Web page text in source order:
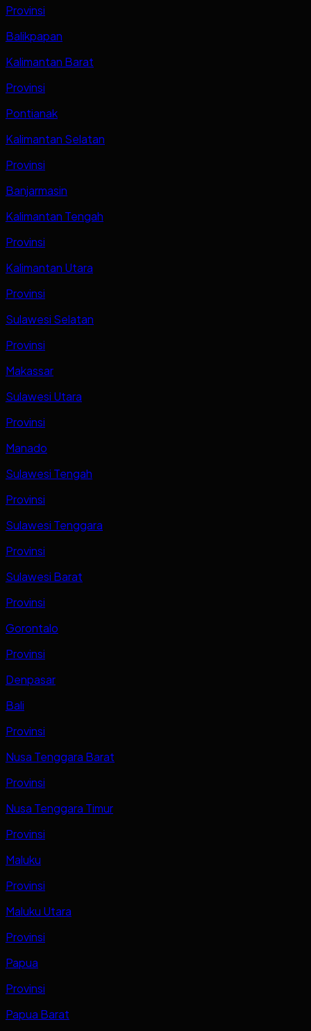
Provinsi
Balikpapan
Kalimantan Barat
Provinsi
Pontianak
Kalimantan Selatan
Provinsi
Banjarmasin
Kalimantan Tengah
Provinsi
Kalimantan Utara
Provinsi
Sulawesi Selatan
Provinsi
Makassar
Sulawesi Utara
Provinsi
Manado
Sulawesi Tengah
Provinsi
Sulawesi Tenggara
Provinsi
Sulawesi Barat
Provinsi
Gorontalo
Provinsi
Denpasar
Bali
Provinsi
Nusa Tenggara Barat
Provinsi
Nusa Tenggara Timur
Provinsi
Maluku
Provinsi
Maluku Utara
Provinsi
Papua
Provinsi
Papua Barat